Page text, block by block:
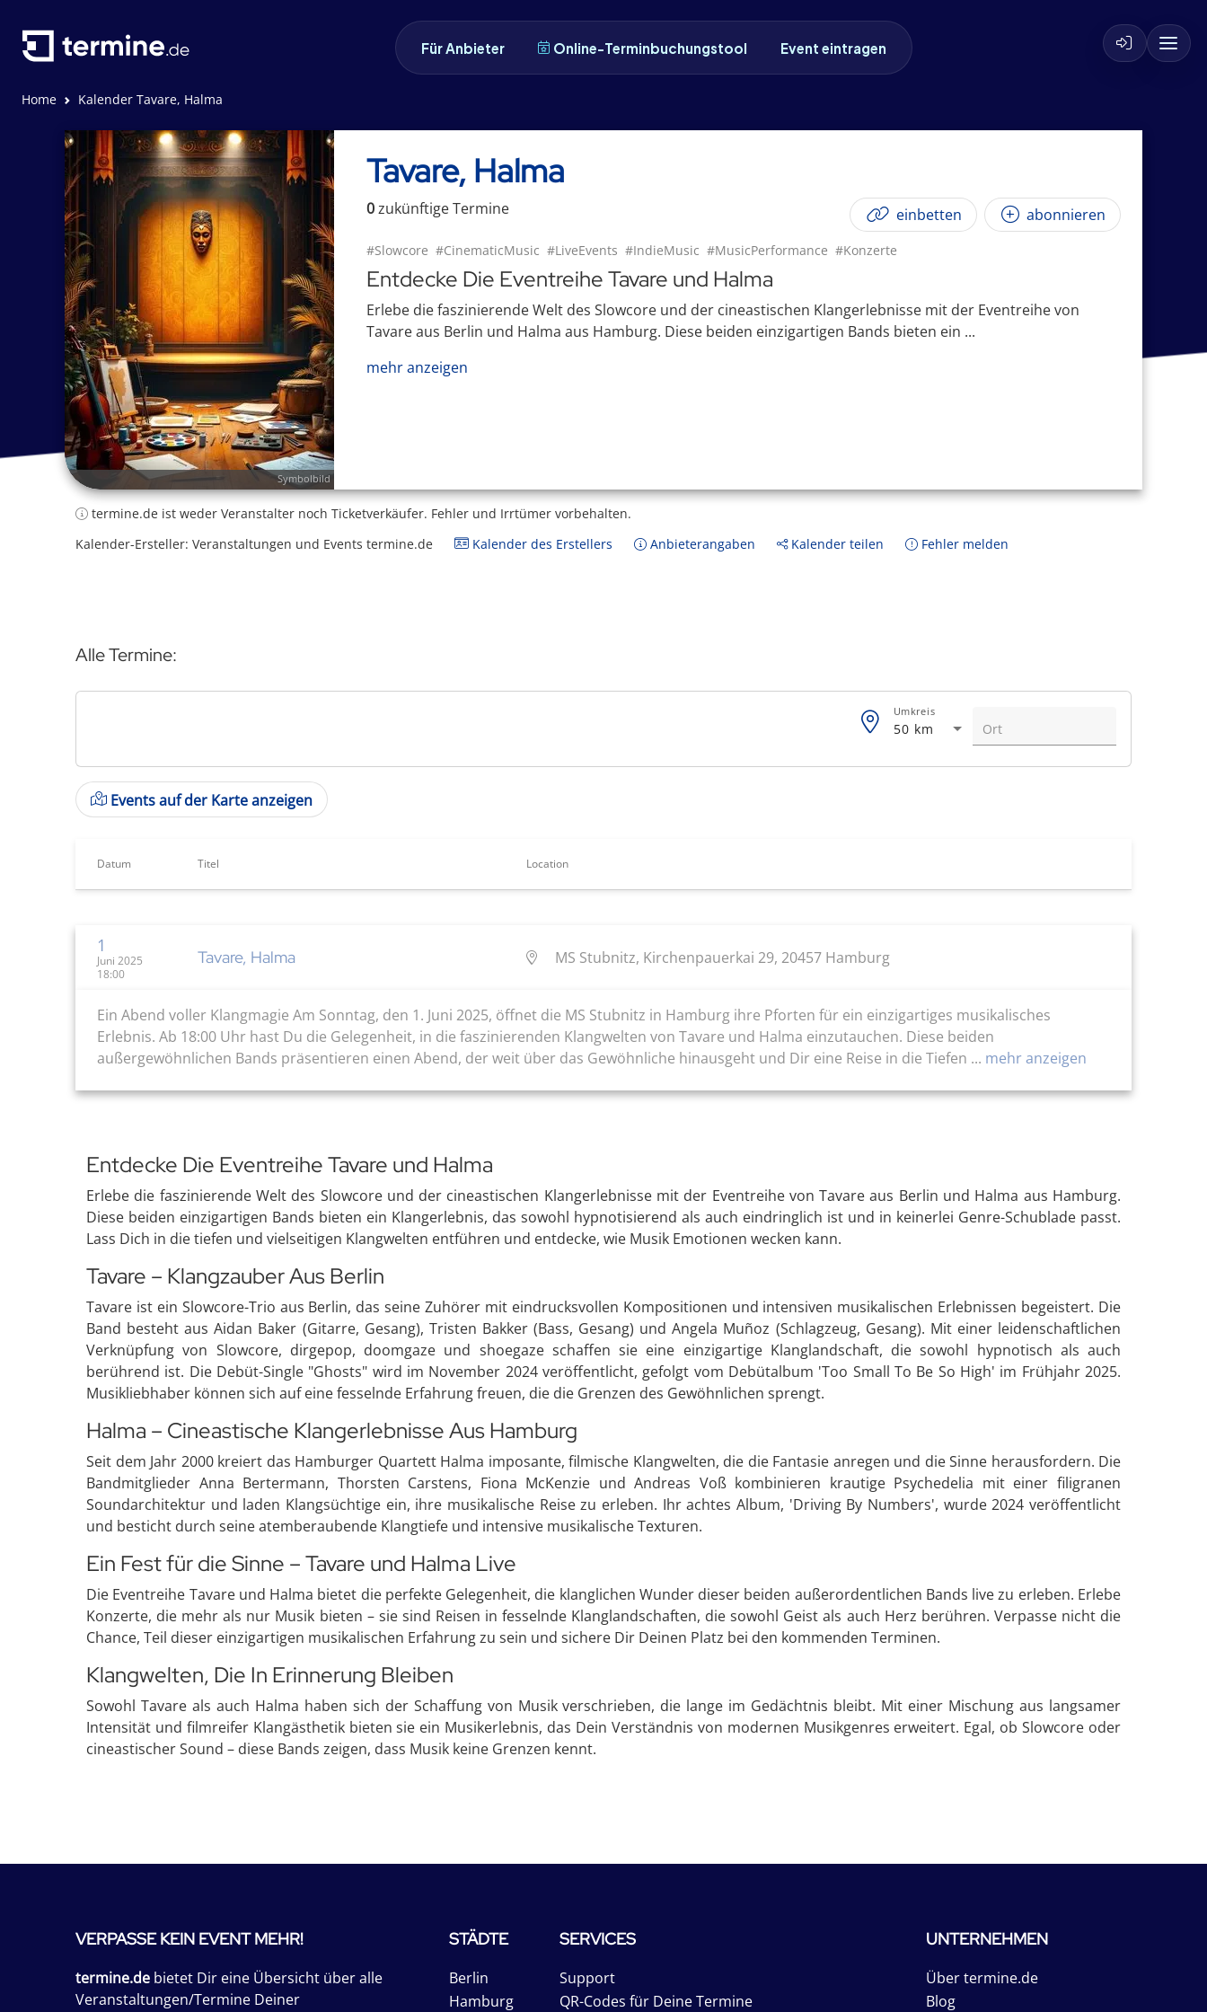
Für Anbieter Online-Terminbuchungstool Event eintragen
Home Kalender Tavare, Halma
Symbolbild
Tavare, Halma
0zukünftigeTermine einbetten abonnieren
#Slowcore #CinematicMusic #LiveEvents #IndieMusic #MusicPerformance #Konzerte
Entdecke Die Eventreihe Tavare und Halma
Erlebe die faszinierende Welt des Slowcore und der cineastischen Klangerlebnisse mit der Eventreihe von
Tavare aus Berlin und Halma aus Hamburg. Diese beiden einzigartigen Bands bieten ein ...
mehr anzeigen
termine.de ist weder Veranstalter noch Ticketverkäufer. Fehler und Irrtümer vorbehalten.
Kalender-Ersteller: Veranstaltungen und Events termine.de
Kalender des Erstellers Anbieterangaben Kalender teilen Fehler melden
Alle Termine:
50 km
Umkreis
Events auf der Karte anzeigen
Datum Titel Location
1
Juni 2025
18:00
Tavare, Halma MS Stubnitz, Kirchenpauerkai 29, 20457 Hamburg
Ein Abend voller Klangmagie Am Sonntag, den 1. Juni 2025, öffnet die MS Stubnitz in Hamburg ihre Pforten für ein einzigartiges musikalisches
Erlebnis. Ab 18:00 Uhr hast Du die Gelegenheit, in die faszinierenden Klangwelten von Tavare und Halma einzutauchen. Diese beiden
außergewöhnlichen Bands präsentieren einen Abend, der weit über das Gewöhnliche hinausgeht und Dir eine Reise in die Tiefen ... mehr anzeigen
Entdecke Die Eventreihe Tavare und Halma
Erlebe die faszinierende Welt des Slowcore und der cineastischen Klangerlebnisse mit der Eventreihe von Tavare aus Berlin und Halma aus Hamburg.
Diese beiden einzigartigen Bands bieten ein Klangerlebnis, das sowohl hypnotisierend als auch eindringlich ist und in keinerlei Genre-Schublade passt.
Lass Dich in die tiefen und vielseitigen Klangwelten entführen und entdecke, wie Musik Emotionen wecken kann.
Tavare – Klangzauber Aus Berlin
Tavare ist ein Slowcore-Trio aus Berlin, das seine Zuhörer mit eindrucksvollen Kompositionen und intensiven musikalischen Erlebnissen begeistert. Die
Band besteht aus Aidan Baker (Gitarre, Gesang), Tristen Bakker (Bass, Gesang) und Angela Muñoz (Schlagzeug, Gesang). Mit einer leidenschaftlichen
Verknüpfung von Slowcore, dirgepop, doomgaze und shoegaze schaffen sie eine einzigartige Klanglandschaft, die sowohl hypnotisch als auch
berührend ist. Die Debüt-Single "Ghosts" wird im November 2024 veröffentlicht, gefolgt vom Debütalbum 'Too Small To Be So High' im Frühjahr 2025.
Musikliebhaber können sich auf eine fesselnde Erfahrung freuen, die die Grenzen des Gewöhnlichen sprengt.
Halma – Cineastische Klangerlebnisse Aus Hamburg
Seit dem Jahr 2000 kreiert das Hamburger Quartett Halma imposante, filmische Klangwelten, die die Fantasie anregen und die Sinne herausfordern. Die
Bandmitglieder Anna Bertermann, Thorsten Carstens, Fiona McKenzie und Andreas Voß kombinieren krautige Psychedelia mit einer filigranen
Soundarchitektur und laden Klangsüchtige ein, ihre musikalische Reise zu erleben. Ihr achtes Album, 'Driving By Numbers', wurde 2024 veröffentlicht
und besticht durch seine atemberaubende Klangtiefe und intensive musikalische Texturen.
Ein Fest für die Sinne – Tavare und Halma Live
Die Eventreihe Tavare und Halma bietet die perfekte Gelegenheit, die klanglichen Wunder dieser beiden außerordentlichen Bands live zu erleben. Erlebe
Konzerte, die mehr als nur Musik bieten – sie sind Reisen in fesselnde Klanglandschaften, die sowohl Geist als auch Herz berühren. Verpasse nicht die
Chance, Teil dieser einzigartigen musikalischen Erfahrung zu sein und sichere Dir Deinen Platz bei den kommenden Terminen.
Klangwelten, Die In Erinnerung Bleiben
Sowohl Tavare als auch Halma haben sich der Schaffung von Musik verschrieben, die lange im Gedächtnis bleibt. Mit einer Mischung aus langsamer
Intensität und filmreifer Klangästhetik bieten sie ein Musikerlebnis, das Dein Verständnis von modernen Musikgenres erweitert. Egal, ob Slowcore oder
cineastischer Sound – diese Bands zeigen, dass Musik keine Grenzen kennt.
VERPASSE KEIN EVENT MEHR!
termine.de bietet Dir eine Übersicht über alle
Veranstaltungen/Termine Deiner
STÄDTE
Berlin
Hamburg
SERVICES
Support
QR-Codes für Deine Termine
UNTERNEHMEN
Über termine.de
Blog